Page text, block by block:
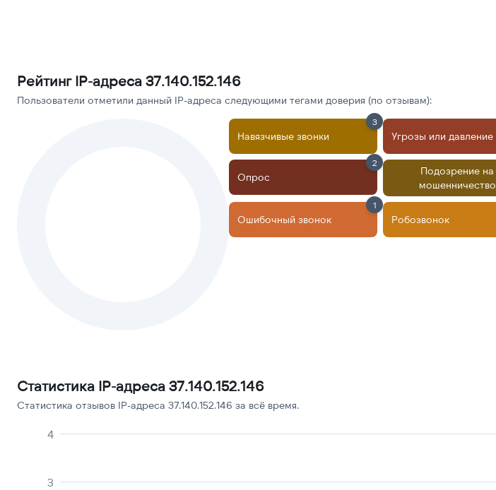
Рейтинг IP-адреса 37.140.152.146
Пользователи отметили данный IP-адреса следующими тегами доверия (по отзывам):
Навязчивые звонки
3
Угрозы или давление
Опрос
2
Подозрение на
мошенничество
Ошибочный звонок
1
Робозвонок
Статистика IP-адреса 37.140.152.146
Статистика отзывов IP-адреса 37.140.152.146 за всё время.
3
4